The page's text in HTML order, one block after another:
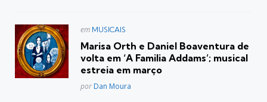
Postado
em MUSICAIS
Marisa Orth e Daniel Boaventura de
volta em ‘A Familia Addams’; musical
estreia em março
Posted
por Dan Moura